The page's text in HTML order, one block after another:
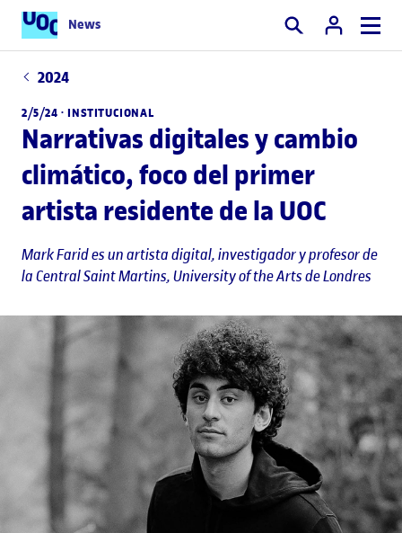
News Buscar
2024
2/5/24 ·INSTITUCIONAL
Narrativas digitales y cambio
climático, foco del primer
artista residente de la UOC
Mark Farid es un artista digital, investigador y profesor de
la Central Saint Martins, University of the Arts de Londres